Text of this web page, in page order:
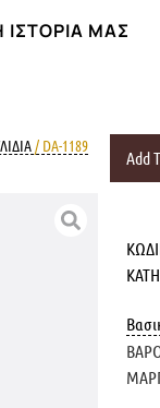
ΙΣΤΟΡΊΑ ΜΑΣ
/ DA-1189
Add